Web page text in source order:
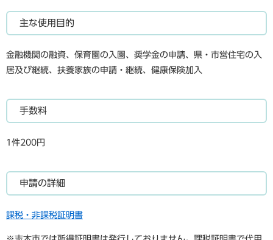
主な使用目的
金融機関の融資、保育園の入園、奨学金の申請、県・市営住宅の入
居及び継続、扶養家族の申請・継続、健康保険加入
手数料
1件200円
申請の詳細
課税・非課税証明書